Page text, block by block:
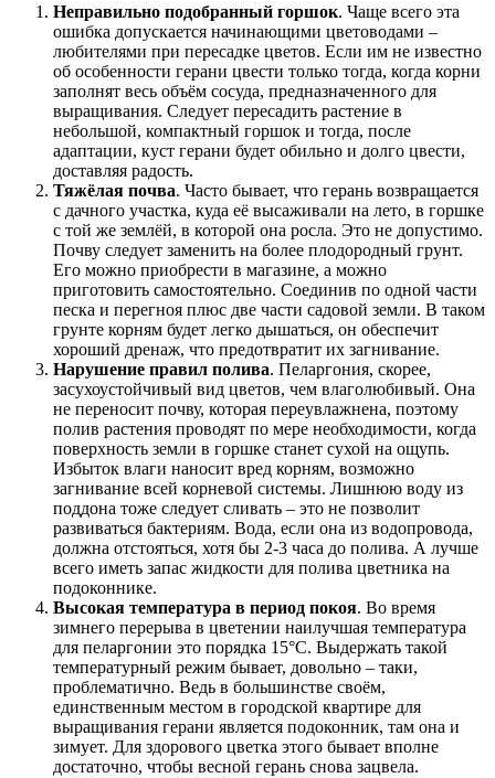
Неправильно подобранный горшок. Чаще всего эта
ошибка допускается начинающими цветоводами –
любителями при пересадке цветов. Если им не известно
об особенности герани цвести только тогда, когда корни
заполнят весь объём сосуда, предназначенного для
выращивания. Следует пересадить растение в
небольшой, компактный горшок и тогда, после
адаптации, куст герани будет обильно и долго цвести,
доставляя радость.
Тяжёлая почва. Часто бывает, что герань возвращается
с дачного участка, куда её высаживали на лето, в горшке
с той же землёй, в которой она росла. Это не допустимо.
Почву следует заменить на более плодородный грунт.
Его можно приобрести в магазине, а можно
приготовить самостоятельно. Соединив по одной части
песка и перегноя плюс две части садовой земли. В таком
грунте корням будет легко дышаться, он обеспечит
хороший дренаж, что предотвратит их загнивание.
Нарушение правил полива. Пеларгония, скорее,
засухоустойчивый вид цветов, чем влаголюбивый. Она
не переносит почву, которая переувлажнена, поэтому
полив растения проводят по мере необходимости, когда
поверхность земли в горшке станет сухой на ощупь.
Избыток влаги наносит вред корням, возможно
загнивание всей корневой системы. Лишнюю воду из
поддона тоже следует сливать – это не позволит
развиваться бактериям. Вода, если она из водопровода,
должна отстояться, хотя бы 2-3 часа до полива. А лучше
всего иметь запас жидкости для полива цветника на
подоконнике.
Высокая температура в период покоя. Во время
зимнего перерыва в цветении наилучшая температура
для пеларгонии это порядка 15°С. Выдержать такой
температурный режим бывает, довольно – таки,
проблематично. Ведь в большинстве своём,
единственным местом в городской квартире для
выращивания герани является подоконник, там она и
зимует. Для здорового цветка этого бывает вполне
достаточно, чтобы весной герань снова зацвела.